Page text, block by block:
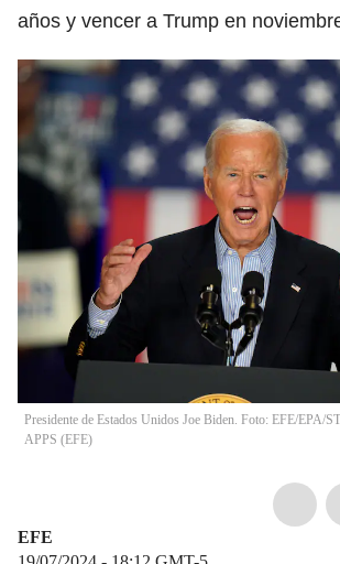
años y vencer a Trump en
Presidente de Estados Unidos Joe Biden. Foto: EFE/EPA/
APPS (EFE)
EFE